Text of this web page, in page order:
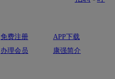
免费注册
APP下载
办理会员 康强简介